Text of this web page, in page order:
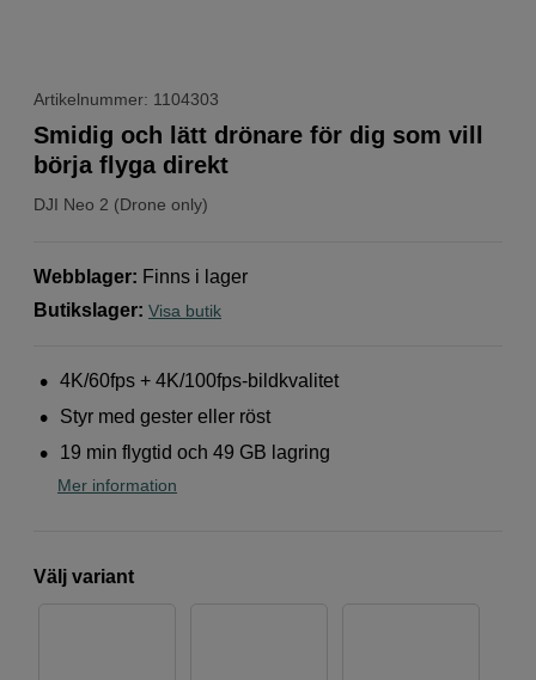
Artikelnummer: 1104303
DJI Neo 2 (Drone only)
Smidig och lätt drönare för dig som vill
börja flyga direkt
Webblager: Finns i lager
Butikslager: Visa butik
4K/60fps + 4K/100fps-bildkvalitet
Styr med gester eller röst
19 min flygtid och 49 GB lagring
Mer information
Välj variant